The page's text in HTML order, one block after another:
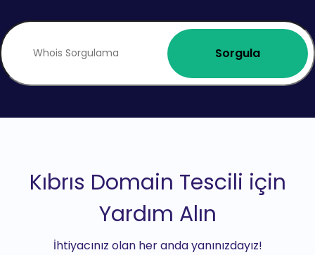
Sorgula
Kıbrıs Domain Tescili için
Yardım Alın
İhtiyacınız olan her anda yanınızdayız!